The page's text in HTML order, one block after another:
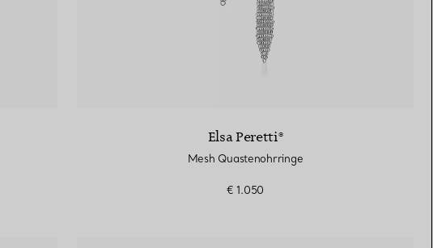
Elsa Peretti®
Mesh Quastenohrringe
€ 1.050